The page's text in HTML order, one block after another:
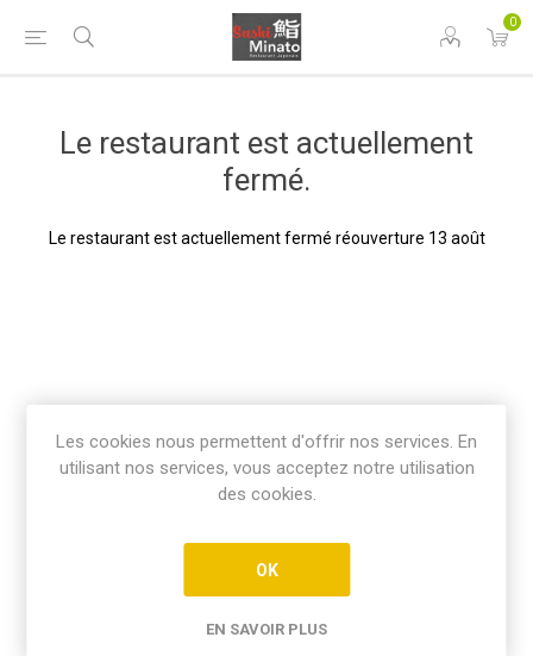
0
Le restaurant est actuellement
fermé.
Le restaurant est actuellement fermé réouverture 13 août
Les cookies nous permettent d'offrir nos services. En
utilisant nos services, vous acceptez notre utilisation
des cookies.
OK
EN SAVOIR PLUS